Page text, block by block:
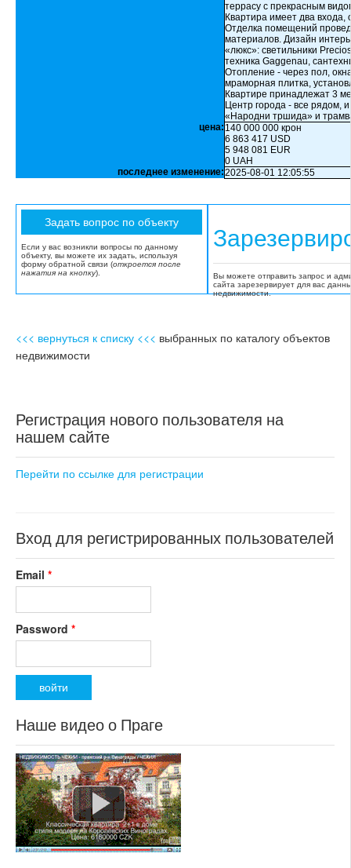
террасу с прекрасным
Квартира имеет два
Отделка помещений
материалов. Дизайн
«люкс»: светильники
техника Gaggenau,
Отопление - через пол,
мраморная плитка,
Квартире принадлежат 3
Центр города - все рядом,
«Народни тршида» и
цена: 140 000 000 крон
6 863 417 USD
5 948 081 EUR
0 UAH
последнее изменение:2025-08-01 12:05:55
Если у вас возникли вопросы по данному
объекту, вы можете их задать, используя
форму обратной связи (откроется после
нажатия на кнопку).
Вы можете отправить запрос и
сайта зарезервирует для вас
недвижимости.
<<< вернуться к списку <<< выбранных по каталогу объектов
недвижимости
Регистрация нового пользователя на
нашем сайте
Перейти по ссылке для регистрации
Вход для регистрированных пользователей
Email *
Password *
Наше видео о Праге